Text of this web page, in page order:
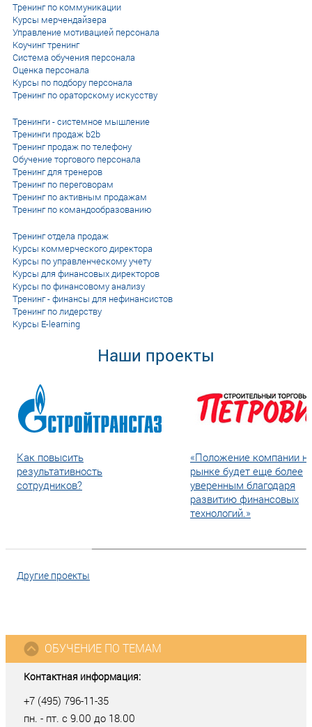
Тренинг по коммуникации
Курсы мерчендайзера
Управление мотивацией персонала
Коучинг тренинг
Система обучения персонала
Оценка персонала
Курсы по подбору персонала
Тренинг по ораторскому искусству
Тренинги - системное мышление
Тренинги продаж b2b
Тренинг продаж по телефону
Обучение торгового персонала
Тренинг для тренеров
Тренинг по переговорам
Тренинг по активным продажам
Тренинг по командообразованию
Тренинг отдела продаж
Курсы коммерческого директора
Курсы по управленческому учету
Курсы для финансовых директоров
Курсы по финансовому анализу
Тренинг - финансы для нефинансистов
Тренинг по лидерству
Курсы E-learning
Наши проекты
Как повысить
результативность
сотрудников?
«Положение компании
рынке будет еще более
уверенным благодаря
развитию финансовых
технологий.»
Другие проекты
Контактная информация:
+7 (495) 796-11-35
пн. - пт. с 9.00 до 18.00
ОБУЧЕНИЕ ПО ТЕМАМ